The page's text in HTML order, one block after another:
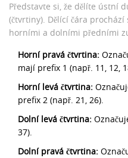
Představte si, že dělíte ústní
(čtvrtiny). Dělící čára
horními a dolními předními
Horní pravá čtvrtina:
mají prefix 1 (např. 11, 12,
Horní levá čtvrtina:
prefix 2 (např. 21, 26).
Dolní levá čtvrtina:
37).
Dolní pravá čtvrtina: